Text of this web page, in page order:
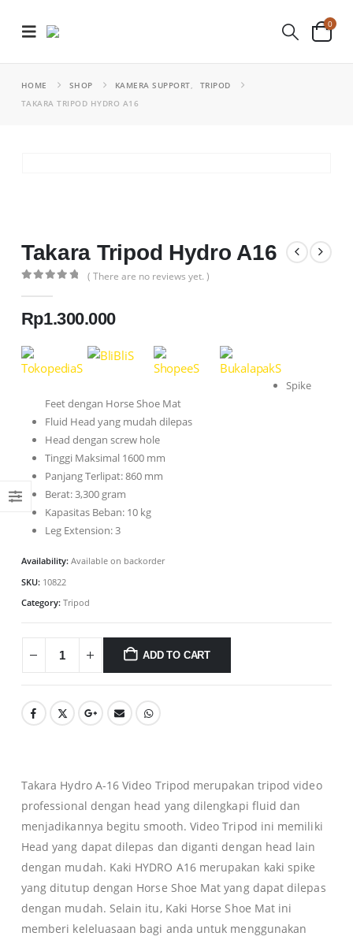
0
HOME SHOP KAMERA SUPPORT,
TRIPOD
TAKARA TRIPOD HYDRO A16
Takara Tripod Hydro A16
( There are no reviews yet. )
Rp1.300.000
Spike
Feet dengan Horse Shoe Mat
Fluid Head yang mudah dilepas
Head dengan screw hole
Tinggi Maksimal 1600 mm
Panjang Terlipat: 860 mm
Berat: 3,300 gram
Kapasitas Beban: 10 kg
Leg Extension: 3
Availability: Available on backorder
SKU: 10822
Category: Tripod
ADD TO CART
Takara Hydro A-16 Video Tripod merupakan tripod video
professional dengan head yang dilengkapi fluid dan
menjadikannya begitu smooth. Video Tripod ini memiliki
Head yang dapat dilepas dan diganti dengan head lain
dengan mudah. Kaki HYDRO A16 merupakan kaki spike
yang ditutup dengan Horse Shoe Mat yang dapat dilepas
dengan mudah. Selain itu, Kaki Horse Shoe Mat ini
memberi keleluasaan bagi anda untuk menggunakan